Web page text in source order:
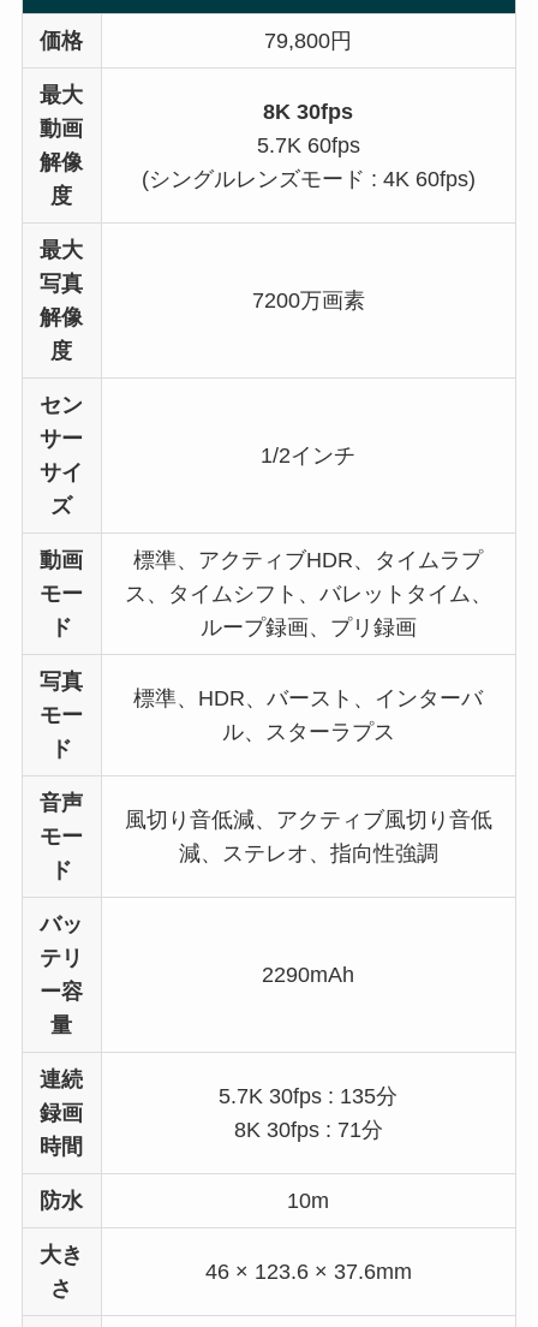
価格 79,800円
最大
動画
解像
度
8K 30fps
5.7K 60fps
(シングルレンズモード : 4K 60fps)
最大
写真
解像
度
7200万画素
セン
サー
サイ
ズ
1/2インチ
動画
モー
ド
標準、アクティブHDR、タイムラプ
ス、タイムシフト、バレットタイム、
ループ録画、プリ録画
写真
モー
ド
標準、HDR、バースト、インターバ
ル、スターラプス
音声
モー
ド
風切り音低減、アクティブ風切り音低
減、ステレオ、指向性強調
バッ
テリ
ー容
量
2290mAh
連続
録画
時間
5.7K 30fps : 135分
8K 30fps : 71分
防水 10m
大き
さ
46 × 123.6 × 37.6mm